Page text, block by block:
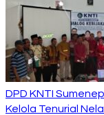
DPD KNTI
Kelola Tenurial